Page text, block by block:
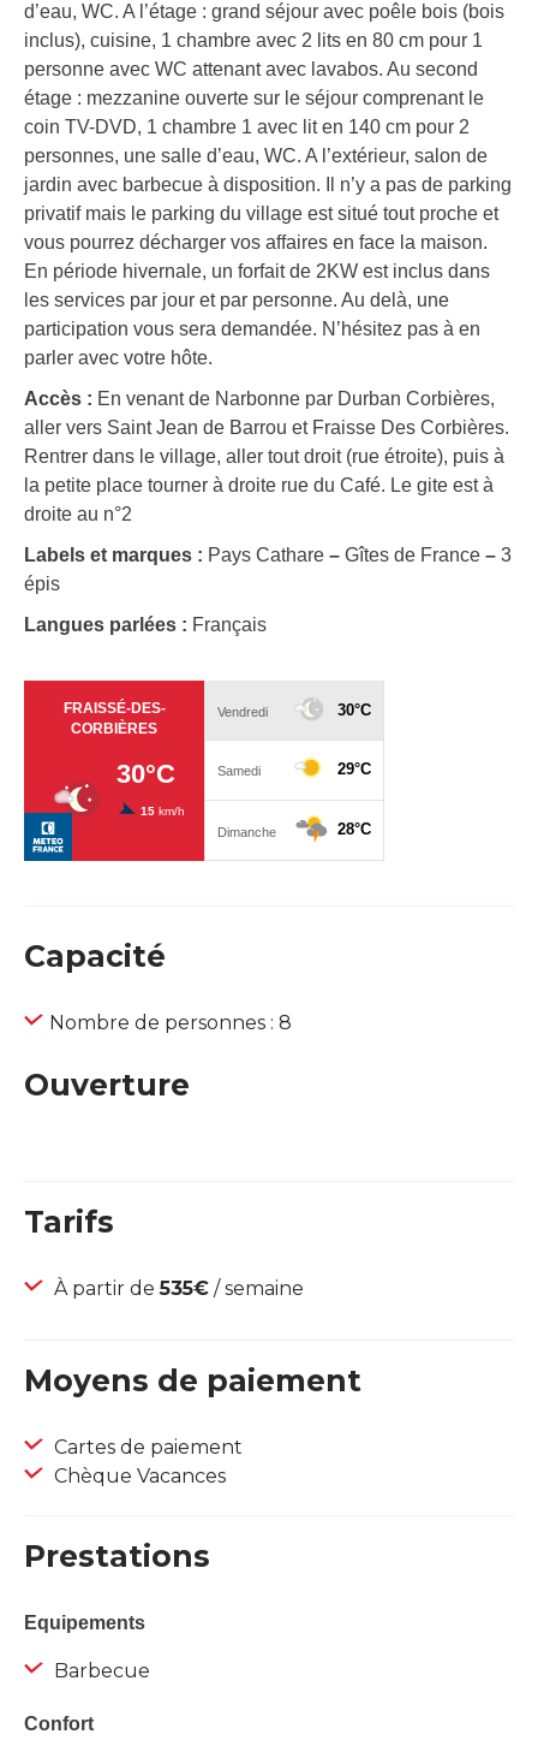
d’eau, WC. A l’étage : grand séjour avec poêle bois (bois
inclus), cuisine, 1 chambre avec 2 lits en 80 cm pour 1
personne avec WC attenant avec lavabos. Au second
étage : mezzanine ouverte sur le séjour comprenant le
coin TV-DVD, 1 chambre 1 avec lit en 140 cm pour 2
personnes, une salle d’eau, WC. A l’extérieur, salon de
jardin avec barbecue à disposition. Il n’y a pas de parking
privatif mais le parking du village est situé tout proche et
vous pourrez décharger vos affaires en face la maison.
En période hivernale, un forfait de 2KW est inclus dans
les services par jour et par personne. Au delà, une
participation vous sera demandée. N’hésitez pas à en
parler avec votre hôte.
Accès : En venant de Narbonne par Durban Corbières,
aller vers Saint Jean de Barrou et Fraisse Des Corbières.
Rentrer dans le village, aller tout droit (rue étroite), puis à
la petite place tourner à droite rue du Café. Le gite est à
droite au n°2
Labels et marques : Pays Cathare – Gîtes de France – 3
épis
Langues parlées : Français
Capacité
Nombre de personnes : 8
Ouverture
Tarifs
À partir de535€ / semaine
Moyens de paiement
Cartes de paiement
Chèque Vacances
Prestations
Equipements
Barbecue
Confort